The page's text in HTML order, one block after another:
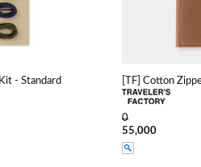
- Standard
[TF] Cotton
0
55,000